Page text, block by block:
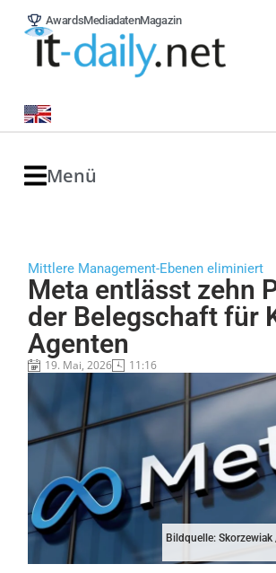
AwardsMediadatenMagazin
Menü
Mittlere Management-Ebenen eliminiert
Meta entlässt zehn
der Belegschaft für
Agenten
19. Mai, 2026 11:16
Bildquelle: